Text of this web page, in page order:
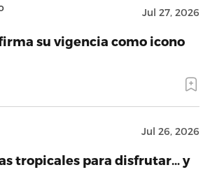
Jul 27, 2026
su vigencia como icono
Jul 26, 2026
tropicales para disfrutar… y